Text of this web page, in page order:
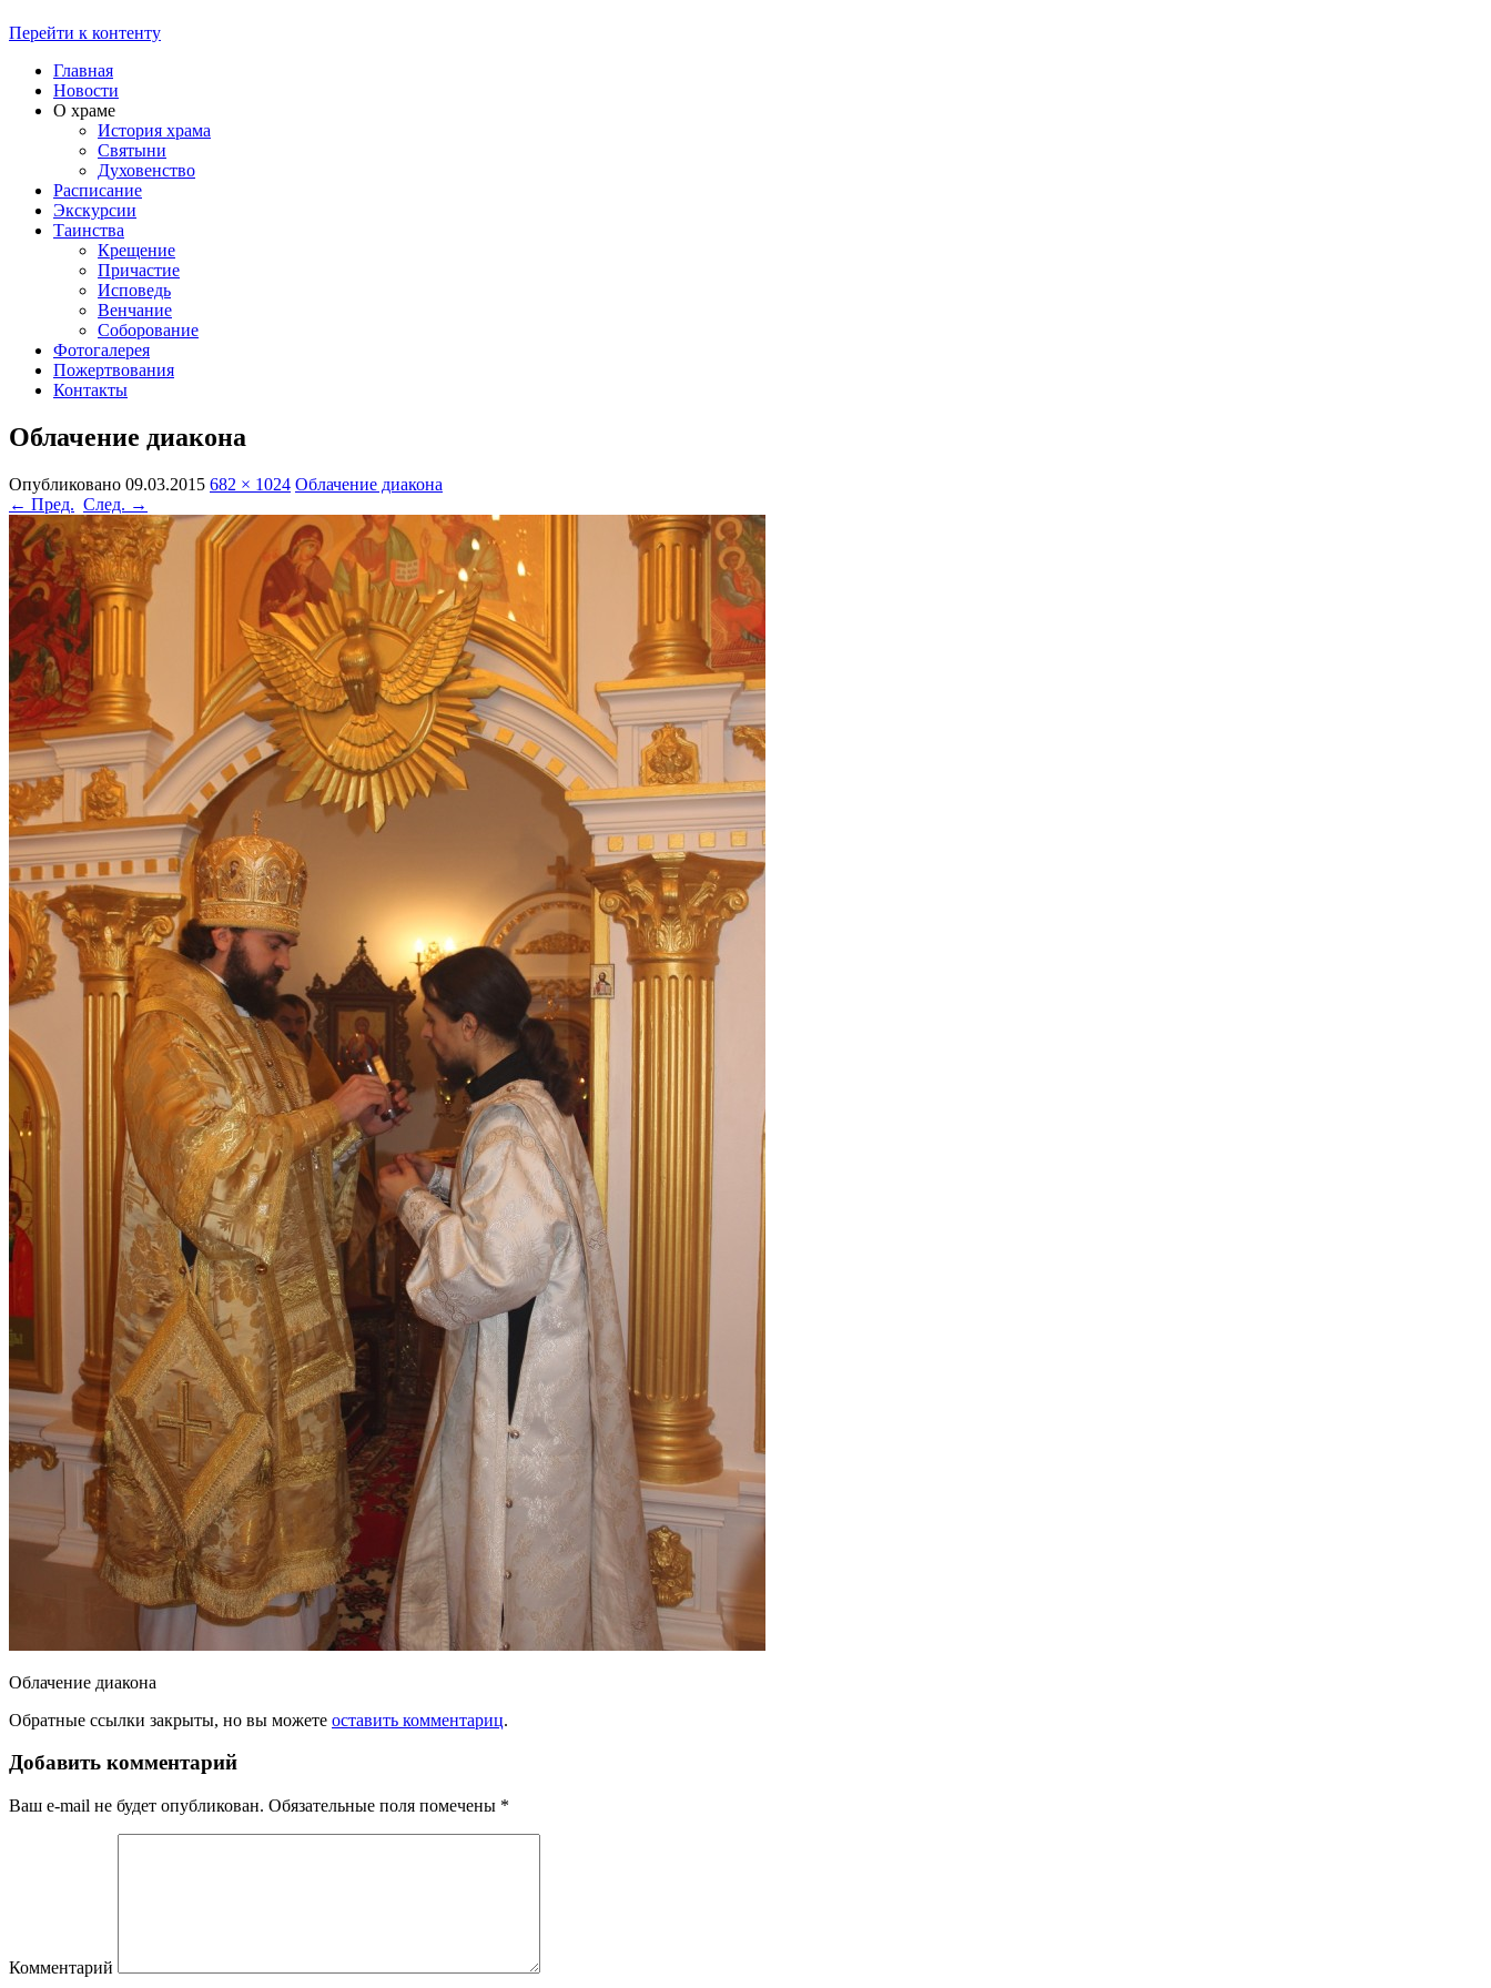
Перейти к контенту
Главная
Новости
О храме
История храма
Святыни
Духовенство
Расписание
Экскурсии
Таинства
Крещение
Причастие
Исповедь
Венчание
Соборование
Фотогалерея
Пожертвования
Контакты
Облачение диакона
Опубликовано 09.03.2015 682 × 1024 Облачение диакона
← Пред. След. →
Облачение диакона
Обратные ссылки закрыты, но вы можете оставить комментариц.
Добавить комментарий
Ваш e-mail не будет опубликован. Обязательные поля помечены *
Комментарий